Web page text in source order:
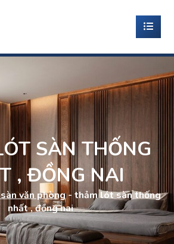
SÀN THỐNG
, ĐỒNG NAI
văn phòng- thảm lót sàn thống
nhất , đồng nai